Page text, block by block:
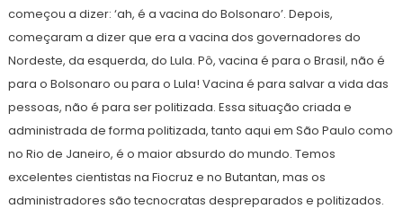
começou a dizer: ‘ah, é a vacina do Bolsonaro’. Depois,
começaram a dizer que era a vacina dos governadores do
Nordeste, da esquerda, do Lula. Pô, vacina é para o Brasil, não é
para o Bolsonaro ou para o Lula! Vacina é para salvar a vida das
pessoas, não é para ser politizada. Essa situação criada e
administrada de forma politizada, tanto aqui em São Paulo como
no Rio de Janeiro, é o maior absurdo do mundo. Temos
excelentes cientistas na Fiocruz e no Butantan, mas os
administradores são tecnocratas despreparados e politizados.